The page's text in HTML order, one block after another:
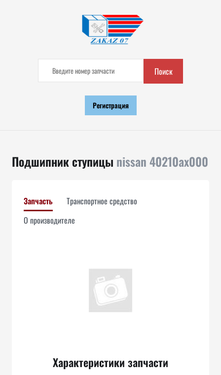
Поиск
Регистрация
Подшипник ступицы nissan 40210ax000
Запчасть
Транспортное средство
О производителе
Характеристики запчасти